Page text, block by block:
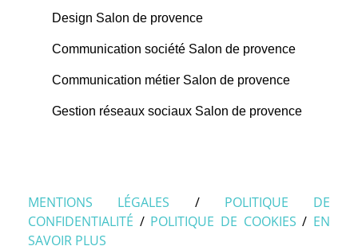
Design Salon de provence
Communication société Salon de provence
Communication métier Salon de provence
Gestion réseaux sociaux Salon de provence
MENTIONS LÉGALES / POLITIQUE DE
CONFIDENTIALITÉ / POLITIQUE DE COOKIES / EN
SAVOIR PLUS